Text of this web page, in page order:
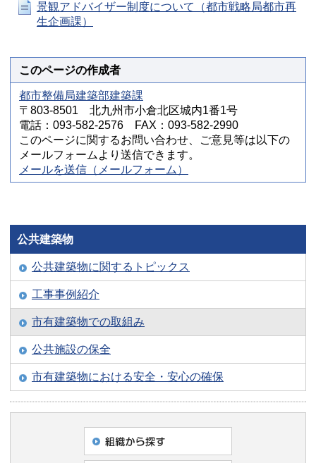
景観アドバイザー制度について（都市戦略局都市再
生企画課）
このページの作成者
都市整備局建築部建築課
〒803-8501 北九州市小倉北区城内1番1号
電話：093-582-2576 FAX：093-582-2990
このページに関するお問い合わせ、ご意見等は以下の
メールフォームより送信できます。
メールを送信（メールフォーム）
公共建築物
公共建築物に関するトピックス
工事事例紹介
市有建築物での取組み
公共施設の保全
市有建築物における安全・安心の確保